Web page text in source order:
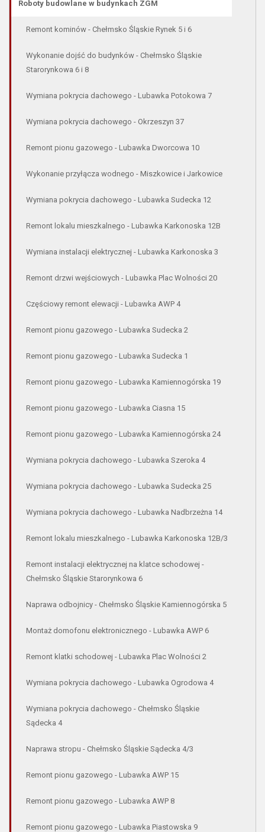
Roboty budowlane w budynkach ZGM
Remont kominów - Chełmsko Śląskie Rynek 5 i 6
Wykonanie dojść do budynków - Chełmsko Śląskie
Starorynkowa 6 i 8
Wymiana pokrycia dachowego - Lubawka Potokowa 7
Wymiana pokrycia dachowego - Okrzeszyn 37
Remont pionu gazowego - Lubawka Dworcowa 10
Wykonanie przyłącza wodnego - Miszkowice i Jarkowice
Wymiana pokrycia dachowego - Lubawka Sudecka 12
Remont lokalu mieszkalnego - Lubawka Karkonoska 12B
Wymiana instalacji elektrycznej - Lubawka Karkonoska 3
Remont drzwi wejściowych - Lubawka Plac Wolności 20
Częściowy remont elewacji - Lubawka AWP 4
Remont pionu gazowego - Lubawka Sudecka 2
Remont pionu gazowego - Lubawka Sudecka 1
Remont pionu gazowego - Lubawka Kamiennogórska 19
Remont pionu gazowego - Lubawka Ciasna 15
Remont pionu gazowego - Lubawka Kamiennogórska 24
Wymiana pokrycia dachowego - Lubawka Szeroka 4
Wymiana pokrycia dachowego - Lubawka Sudecka 25
Wymiana pokrycia dachowego - Lubawka Nadbrzeżna 14
Remont lokalu mieszkalnego - Lubawka Karkonoska 12B/3
Remont instalacji elektrycznej na klatce schodowej -
Chełmsko Śląskie Starorynkowa 6
Naprawa odbojnicy - Chełmsko Śląskie Kamiennogórska 5
Montaż domofonu elektronicznego - Lubawka AWP 6
Remont klatki schodowej - Lubawka Plac Wolności 2
Wymiana pokrycia dachowego - Lubawka Ogrodowa 4
Wymiana pokrycia dachowego - Chełmsko Śląskie
Sądecka 4
Naprawa stropu - Chełmsko Śląskie Sądecka 4/3
Remont pionu gazowego - Lubawka AWP 15
Remont pionu gazowego - Lubawka AWP 8
Remont pionu gazowego - Lubawka Piastowska 9